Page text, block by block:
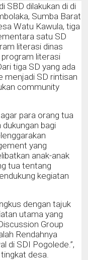
SBD dilakukan di di
Sumba Barat
Watu Kawula, tiga
satu SD
literasi dinas
program literasi
tiga SD yang ada
menjadi SD rintisan
community
para orang tua
bagi
yang
anak-anak
tua tentang
kegiatan
dengan tajuk
utama yang
Group
Rendahnya
di SDI Pogolede.”,
desa.